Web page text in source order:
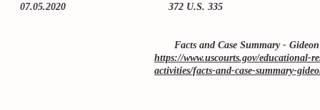
07.05.2020 372 U.S. 335
Facts and Case Summary - Gideon v.
https://www.uscourts.gov/educational-
activities/facts-and-case-summary-